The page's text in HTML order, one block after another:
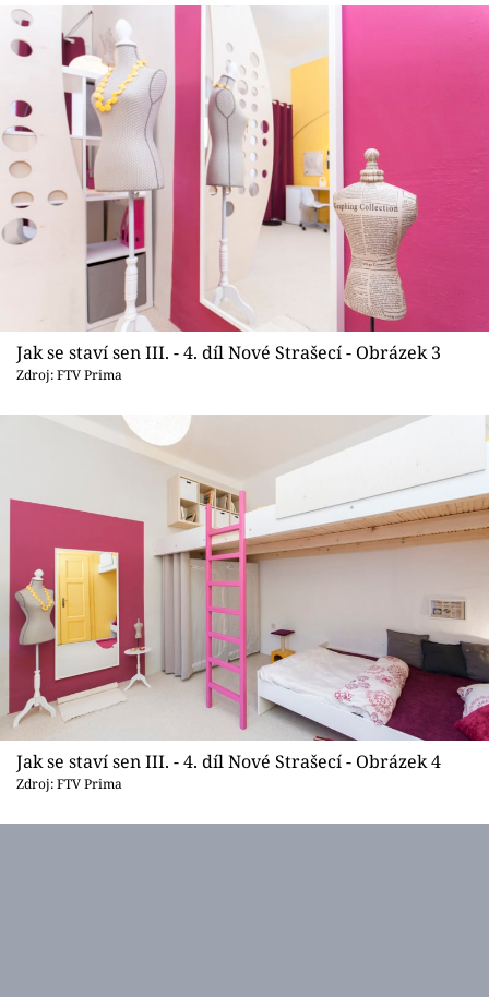
Jak se staví sen III. - 4. díl Nové Strašecí - Obrázek 3
Zdroj: FTV Prima
Jak se staví sen III. - 4. díl Nové Strašecí - Obrázek 4
Zdroj: FTV Prima